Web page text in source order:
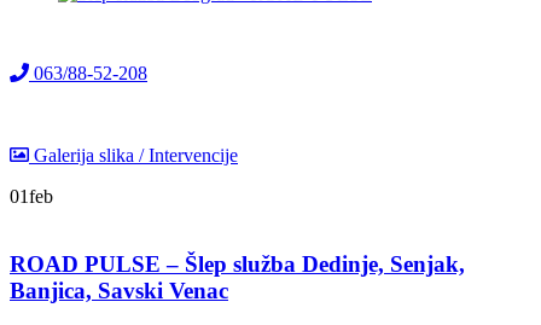
063/88-52-208
Galerija slika / Intervencije
01feb
ROAD PULSE – Šlep služba Dedinje, Senjak,
Banjica, Savski Venac